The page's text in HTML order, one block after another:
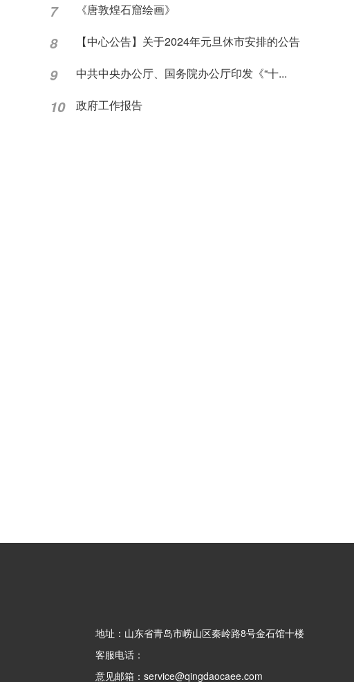
7 《唐敦煌石窟绘画》
8 【中心公告】关于2024年元旦休市安排的公告
9 中共中央办公厅、国务院办公厅印发《“十...
10 政府工作报告
地址：山东省青岛市崂山区秦岭路8号金石馆十楼
客服电话：
意见邮箱：service@qingdaocaee.com